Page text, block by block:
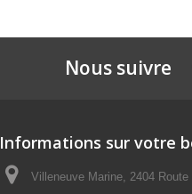
Nous suivre
Informations sur votre
Villeneuve Marine, 2404